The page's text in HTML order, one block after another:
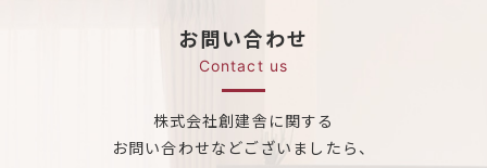
お問い合わせ
Contact us
株式会社創建舎に関する
お問い合わせなどございましたら、